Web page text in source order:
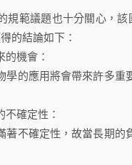
規範議題也十分關心，
的結論如下：
機會：
學的應用將會帶來許多
不確定性：
著不確定性，故當長期